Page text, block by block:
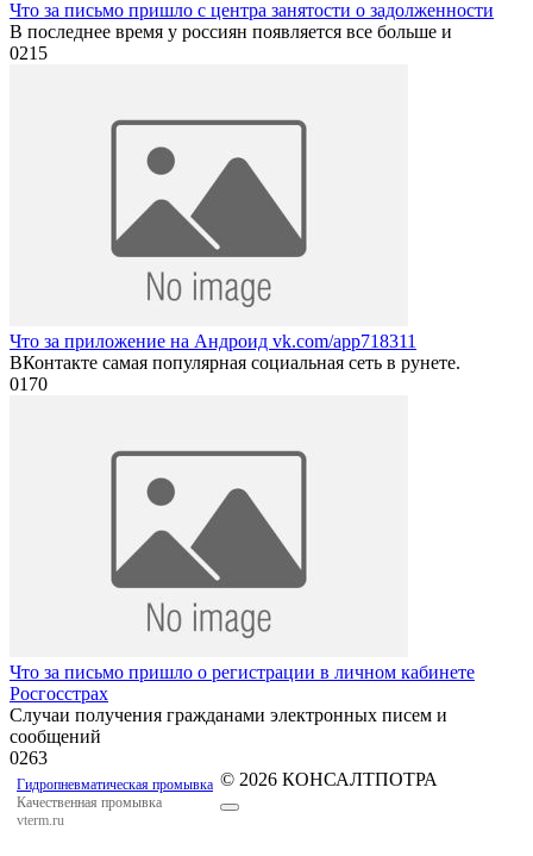
Что за письмо пришло с центра занятости о задолженности
В последнее время у россиян появляется все больше и
0215
Что за приложение на Андроид vk.com/app718311
ВКонтакте самая популярная социальная сеть в рунете.
0170
Что за письмо пришло о регистрации в личном кабинете
Росгосстрах
Случаи получения гражданами электронных писем и
сообщений
0263
Гидропневматическая промывка
Качественная промывка
vterm.ru
© 2026 КОНСАЛТПОТРА